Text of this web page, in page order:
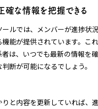
確な情報を把握できる
ルでは、メンバーが進捗状
能が提供されています。こ
は、いつでも最新の情報を
断が可能になるでしょう。
と内容を更新していれば、